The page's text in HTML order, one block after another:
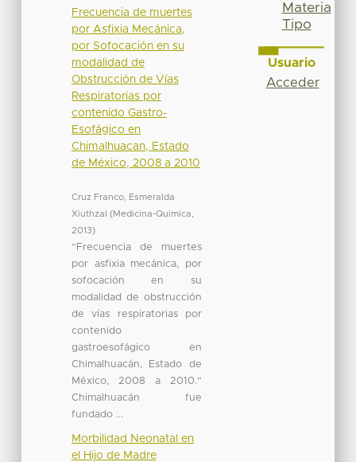
Frecuencia de muertes
por Asfixia Mecánica,
por Sofocación en su
modalidad de
Obstrucción de Vías
Respiratorias por
contenido Gastro-
Esofágico en
Chimalhuacan, Estado
de México, 2008 a 2010
Cruz Franco, Esmeralda
Xiuthzal
(Medicina-Quimica
2013)
“Frecuencia de muertes
por asfixia mecánica, por
sofocación en su
modalidad de obstrucción
de vías respiratorias por
contenido
gastroesofágico en
Chimalhuacán, Estado de
México, 2008 a 2010.”
Chimalhuacán fue
fundado ...
Morbilidad Neonatal en
el Hijo de Madre
Materia
Tipo
Usuario
Acceder